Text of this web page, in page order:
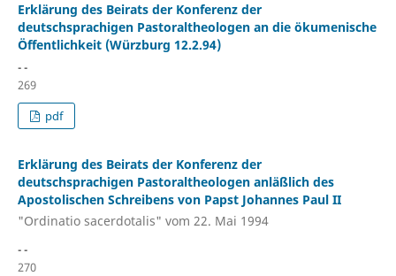
Erklärung des Beirats der Konferenz der
deutschsprachigen Pastoraltheologen an die ökumenische
Öffentlichkeit (Würzburg 12.2.94)
- -
269
pdf
Erklärung des Beirats der Konferenz der
deutschsprachigen Pastoraltheologen anläßlich des
Apostolischen Schreibens von Papst Johannes Paul II
"Ordinatio sacerdotalis" vom 22. Mai 1994
- -
270